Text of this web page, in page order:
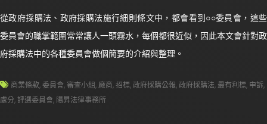
從政府採購法、政府採購法施行細則條文中，都會看到○○委員會，這些
委員會的職掌範圍常常讓人一頭霧水，每個都很近似，因此本文會針對政
府採購法中的各種委員會做個簡要的介紹與整理。
商業條款,委員會, 審查小組,廠商,招標,政府採購公報,政府採購法,最有利標, 申訴,
處分,評選委員會, 陽昇法律事務所